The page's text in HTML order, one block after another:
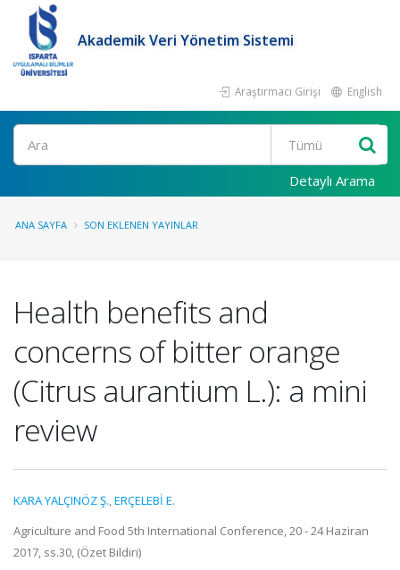
Akademik Veri Yönetim Sistemi
Araştırmacı Girişi English
Ara
Detaylı Arama
ANA SAYFA SON EKLENEN YAYINLAR
Health benefits and
concerns of bitter orange
(Citrus aurantium L.): a mini
review
KARA YALÇINÖZ Ş.,ERÇELEBİ E.
Agriculture and Food 5th International Conference, 20 - 24 Haziran
2017, ss.30, (Özet Bildiri)